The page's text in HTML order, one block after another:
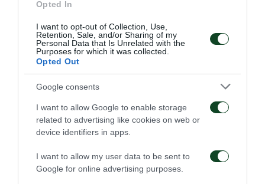
Opted In
I want to opt-out of Collection, Use,
Retention, Sale, and/or Sharing of my
Personal Data that Is Unrelated with the
Purposes for which it was collected.
Opted Out
Google consents
I want to allow Google to enable storage
related to advertising like cookies on web or
device identifiers in apps.
I want to allow my user data to be sent to
Google for online advertising purposes.